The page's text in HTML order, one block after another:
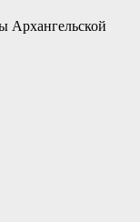
Архангельской